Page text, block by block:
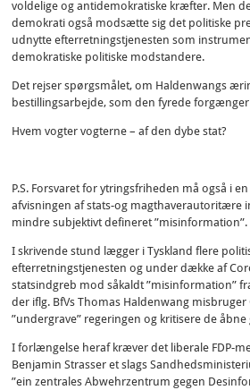
voldelige og antidemokratiske kræfter. Men
demokrati også modsætte sig det politiske
udnytte efterretningstjenesten som
demokratiske politiske modstandere.
Det rejser spørgsmålet, om Haldenwangs
bestillingsarbejde, som den fyrede
Hvem vogter vogterne – af den dybe stat?
P.S. Forsvaret for ytringsfriheden må også i
afvisningen af stats-og magthaverautoritære
mindre subjektivt defineret ”misinformation”.
I skrivende stund lægger i Tyskland flere
efterretningstjenesten og under dække af
statsindgreb mod såkaldt ”misinformation”
der iflg. BfVs Thomas Haldenwang
”undergrave” regeringen og kritisere de
I forlængelse heraf kræver det liberale FDP-
Benjamin Strasser et slags
”ein zentrales Abwehrzentrum gegen